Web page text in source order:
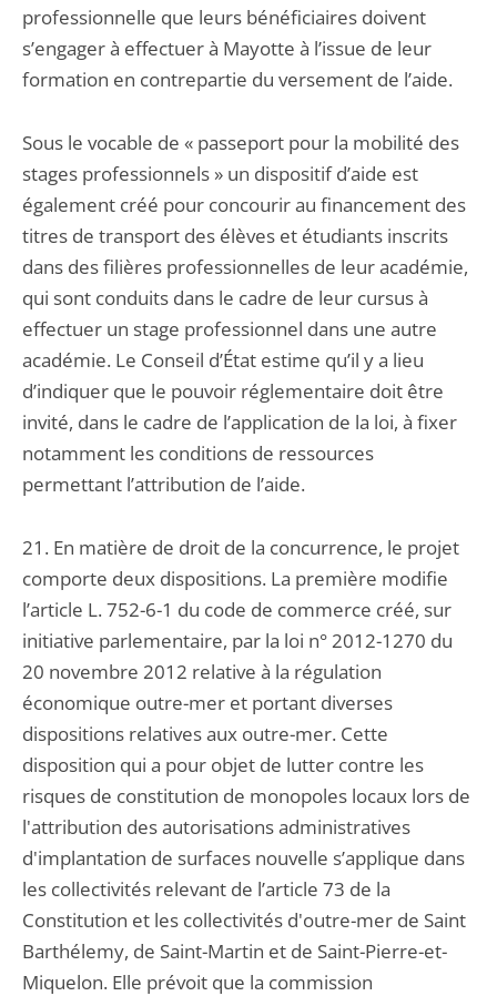
professionnelle que leurs bénéficiaires doivent
s’engager à effectuer à Mayotte à l’issue de leur
formation en contrepartie du versement de l’aide.
Sous le vocable de « passeport pour la mobilité des
stages professionnels » un dispositif d’aide est
également créé pour concourir au financement des
titres de transport des élèves et étudiants inscrits
dans des filières professionnelles de leur académie,
qui sont conduits dans le cadre de leur cursus à
effectuer un stage professionnel dans une autre
académie. Le Conseil d’État estime qu’il y a lieu
d’indiquer que le pouvoir réglementaire doit être
invité, dans le cadre de l’application de la loi, à fixer
notamment les conditions de ressources
permettant l’attribution de l’aide.
21. En matière de droit de la concurrence, le projet
comporte deux dispositions. La première modifie
l’article L. 752-6-1 du code de commerce créé, sur
initiative parlementaire, par la loi n° 2012-1270 du
20 novembre 2012 relative à la régulation
économique outre-mer et portant diverses
dispositions relatives aux outre-mer. Cette
disposition qui a pour objet de lutter contre les
risques de constitution de monopoles locaux lors de
l'attribution des autorisations administratives
d'implantation de surfaces nouvelle s’applique dans
les collectivités relevant de l’article 73 de la
Constitution et les collectivités d'outre-mer de Saint
Barthélemy, de Saint-Martin et de Saint-Pierre-et-
Miquelon. Elle prévoit que la commission